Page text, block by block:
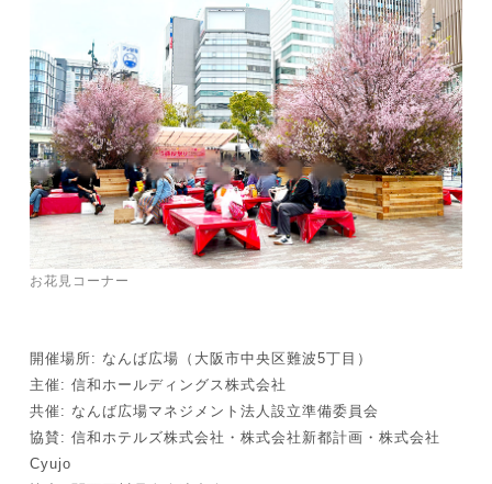
お花見コーナー
開催場所: なんば広場（大阪市中央区難波5丁目）
主催: 信和ホールディングス株式会社
共催: なんば広場マネジメント法人設立準備委員会
協賛: 信和ホテルズ株式会社・株式会社新都計画・株式会社
Cyujo